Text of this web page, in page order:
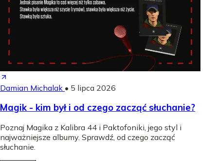
Damian Michalak • 5 lipca 2026
Magik - kim był i od czego zacząć słuchanie?
Poznaj Magika z Kalibra 44 i Paktofoniki, jego styl i
najważniejsze albumy. Sprawdź, od czego zacząć
słuchanie.